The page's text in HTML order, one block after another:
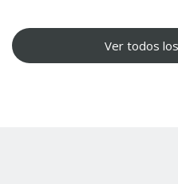
Ver todos